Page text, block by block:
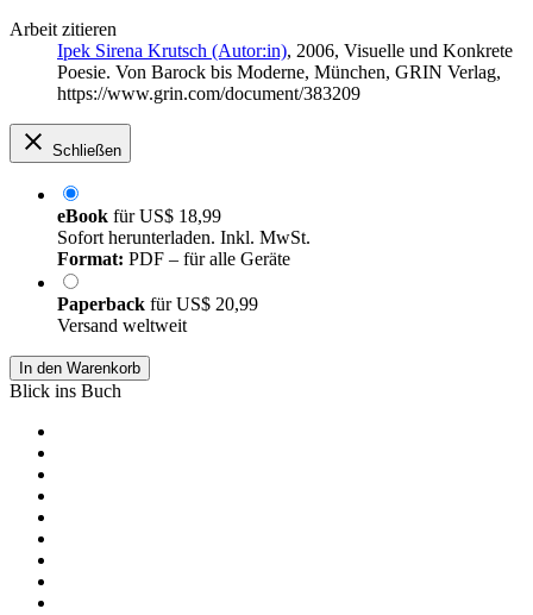
Arbeit zitieren
Ipek Sirena Krutsch (Autor:in), 2006, Visuelle und Konkrete
Poesie. Von Barock bis Moderne, München, GRIN Verlag,
https://www.grin.com/document/383209
Schließen
eBook fürUS$ 18,99
Sofort herunterladen. Inkl. MwSt.
Format: PDF – für alle Geräte
Paperback fürUS$ 20,99
Versand weltweit
In den Warenkorb
Blick ins Buch